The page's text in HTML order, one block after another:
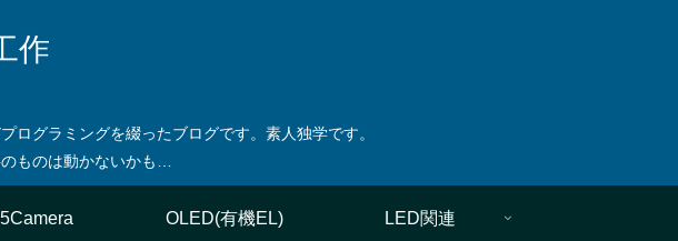
作
ログラミングを綴ったブログです。素人独学です。
OLED(有機EL) LED関連